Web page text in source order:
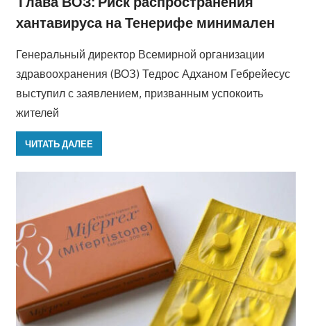
хантавируса на Тенерифе минимален
Генеральный директор Всемирной организации
здравоохранения (ВОЗ) Тедрос Адханом Гебрейесус
выступил с заявлением, призванным успокоить
жителей
ЧИТАТЬ ДАЛЕЕ